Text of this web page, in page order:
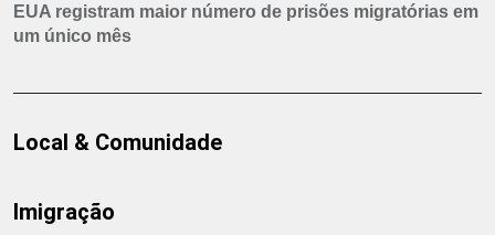
EUA registram maior número de prisões migratórias em
um único mês
Local & Comunidade
Imigração